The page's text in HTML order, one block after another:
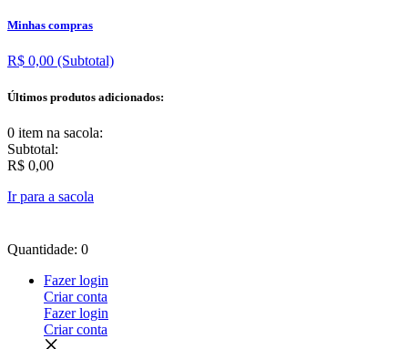
Minhas compras
R$ 0,00 (Subtotal)
Últimos produtos adicionados:
0 item na sacola:
Subtotal:
R$ 0,00
Ir para a sacola
Quantidade: 0
Fazer login
Criar conta
Fazer login
Criar conta